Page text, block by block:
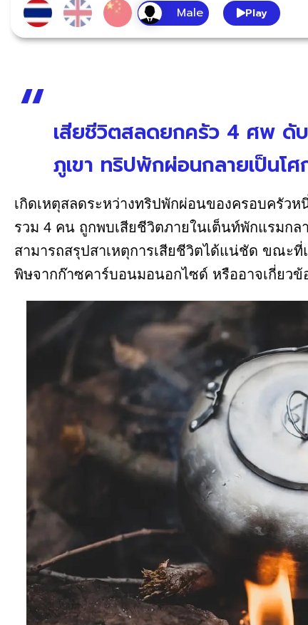
Play
เสียชีวิตสลดยกครัว 4 ศพ ดั
ภูเขา ทริปพักผ่อนกลายเป็นโ
เกิดเหตุสลดระหว่างทริปพักผ่อนของครอบครัวห
รวม 4 คน ถูกพบเสียชีวิตภายในเต็นท์พักแรมก
สามารถสรุปสาเหตุการเสียชีวิตได้แน่ชัด ขณะที่
พิษจากก๊าซคาร์บอนมอนอกไซด์ หรืออาจเกี่ยวข้